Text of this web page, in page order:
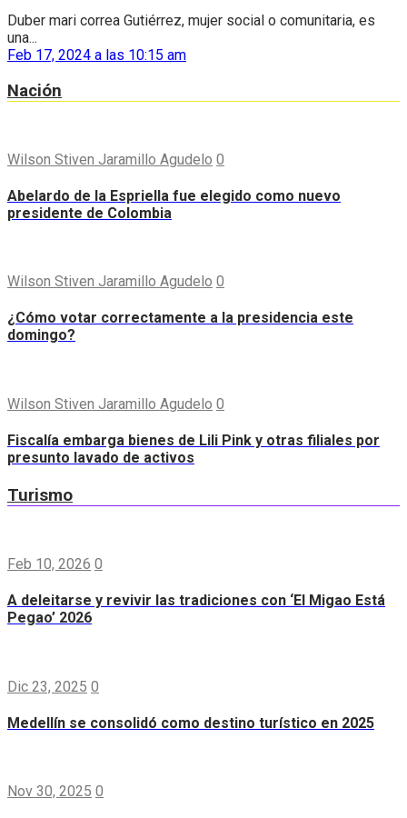
Duber mari correa Gutiérrez, mujer social o comunitaria, es
una...
Feb 17, 2024 a las 10:15 am
Nación
Wilson Stiven Jaramillo Agudelo 0
Abelardo de la Espriella fue elegido como nuevo
presidente de Colombia
Wilson Stiven Jaramillo Agudelo 0
¿Cómo votar correctamente a la presidencia este
domingo?
Wilson Stiven Jaramillo Agudelo 0
Fiscalía embarga bienes de Lili Pink y otras filiales por
presunto lavado de activos
Turismo
Feb 10, 2026 0
A deleitarse y revivir las tradiciones con ‘El Migao Está
Pegao’ 2026
Dic 23, 2025 0
Medellín se consolidó como destino turístico en 2025
Nov 30, 2025 0